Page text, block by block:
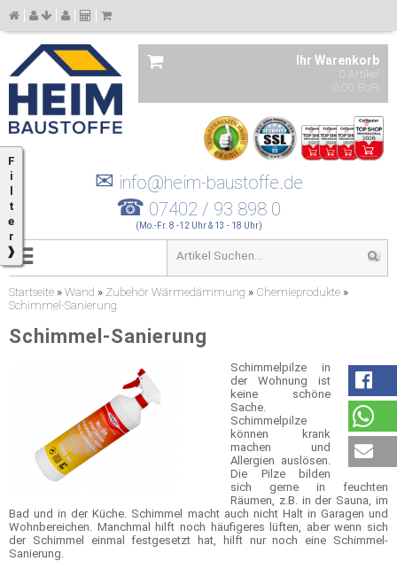
Ihr Warenkorb
0 Artikel
0,00 EUR
✉ info@heim-baustoffe.de
☎ 07402 / 93 898 0
(Mo.-Fr. 8 -12 Uhr & 13 - 18 Uhr)
Startseite » Wand » Zubehör Wärmedämmung » Chemieprodukte »
Schimmel-Sanierung
Schimmel-Sanierung
Schimmelpilze in
der Wohnung ist
keine schöne
Sache.
Schimmelpilze
können krank
machen und
Allergien auslösen.
Die Pilze bilden
sich gerne in feuchten
Räumen, z.B. in der Sauna, im
Bad und in der Küche. Schimmel macht auch nicht Halt in Garagen und
Wohnbereichen. Manchmal hilft noch häufigeres lüften, aber wenn sich
der Schimmel einmal festgesetzt hat, hilft nur noch eine Schimmel-
Sanierung.
F
i
t
e
r
❱